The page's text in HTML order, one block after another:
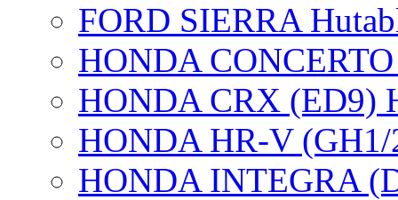
FORD SIERRA
HONDA
HONDA CRX (ED9)
HONDA HR-V (GH1/
HONDA INTEGRA